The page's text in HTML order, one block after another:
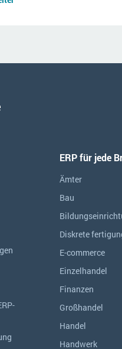
ERP für jede
Ämter
Bau
Diskrete
E-commerce
Einzelhandel
Finanzen
Großhandel
Handel
Handwerk